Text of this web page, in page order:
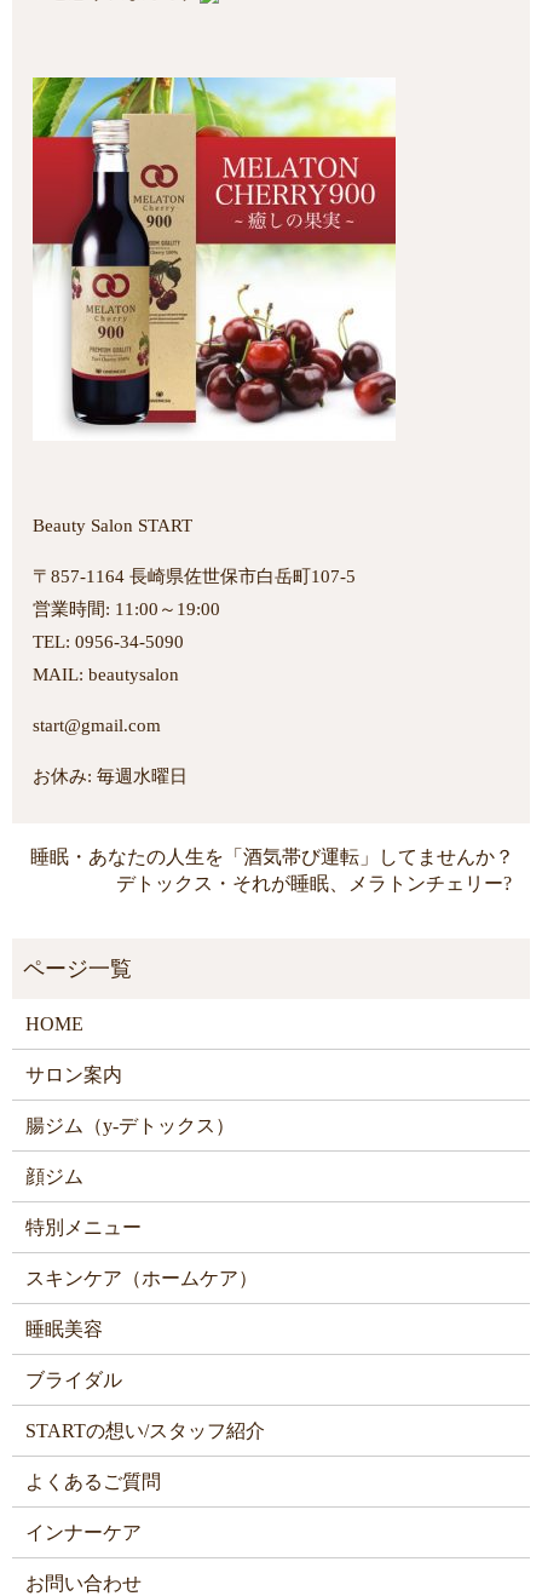
Beauty Salon START
〒857-1164 長崎県佐世保市白岳町107-5
営業時間: 11:00～19:00
TEL: 0956-34-5090
MAIL: beautysalon
start@gmail.com
お休み: 毎週水曜日
睡眠・あなたの人生を「酒気帯び運転」してませんか？
デトックス・それが睡眠、メラトンチェリー?
HOME
サロン案内
腸ジム（y-デトックス）
顔ジム
特別メニュー
スキンケア（ホームケア）
睡眠美容
ブライダル
STARTの想い/スタッフ紹介
よくあるご質問
インナーケア
お問い合わせ